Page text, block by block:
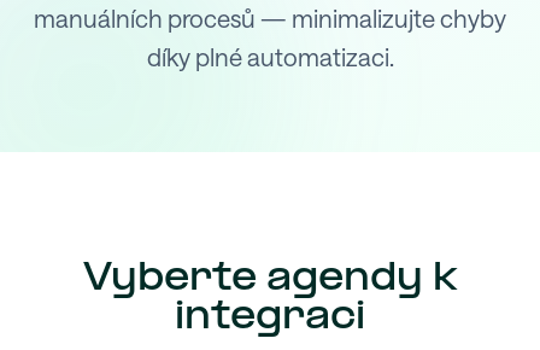
manuálních procesů — minimalizujte chyby
díky plné automatizaci.
Vyberte agendy k
integraci